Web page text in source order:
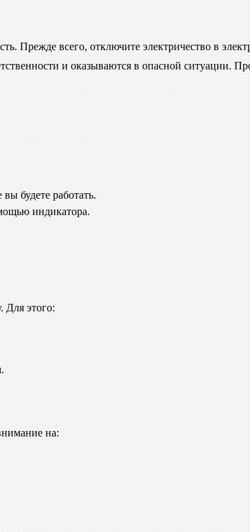
Прежде всего, отключите электричество в
и оказываются в опасной ситуации.
будете работать.
индикатора.
Для этого:
на: